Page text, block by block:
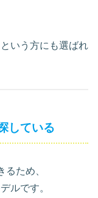
いう方にも選ばれ
している
ため、
ルです。